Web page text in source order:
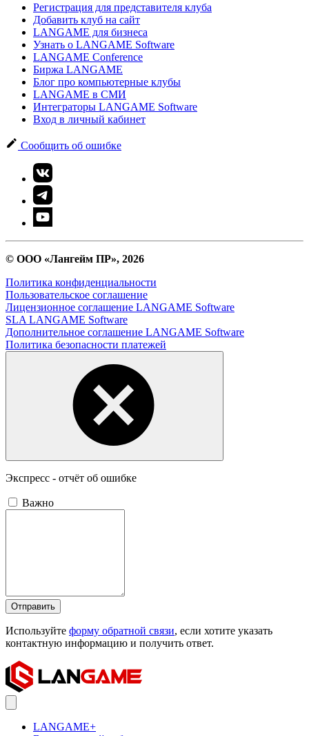
Регистрация для представителя клуба
Добавить клуб на сайт
LANGAME для бизнеса
Узнать о LANGAME Software
LANGAME Conference
Биржа LANGAME
Блог про компьютерные клубы
LANGAME в СМИ
Интеграторы LANGAME Software
Вход в личный кабинет
Сообщить об ошибке
© ООО «Лангейм ПР», 2026
Политика конфиденциальности
Пользовательское соглашение
Лицензионное соглашение LANGAME Software
SLA LANGAME Software
Дополнительное соглашение LANGAME Software
Политика безопасности платежей
Экспресс - отчёт об ошибке
Важно
Отправить
Используйте форму обратной связи, если хотите указать
контактную информацию и получить ответ.
LANGAME+